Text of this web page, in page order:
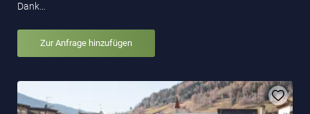
Dank…
Zur Anfrage hinzufügen